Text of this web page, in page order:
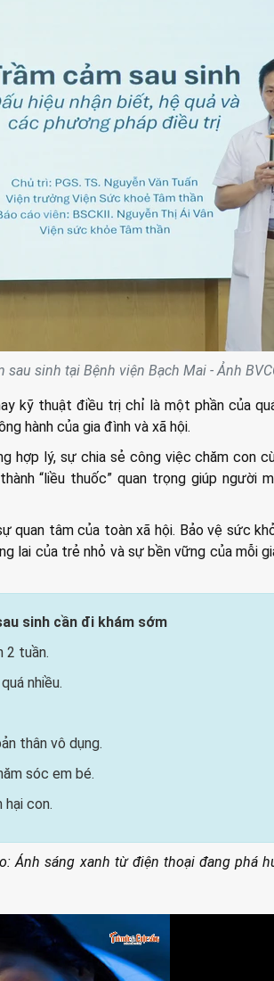
sau sinh tại Bệnh viện Bạch Mai - Ảnh
kỹ thuật điều trị chỉ là một phần của
hành của gia đình và xã hội.
hợp lý, sự chia sẻ công việc chăm con
“liều thuốc” quan trọng giúp người
quan tâm của toàn xã hội. Bảo vệ sức
lai của trẻ nhỏ và sự bền vững của mỗi
sinh cần đi khám sớm
2 tuần.
nhiều.
thân vô dụng.
sóc em bé.
con.
Ánh sáng xanh từ điện thoại đang phá